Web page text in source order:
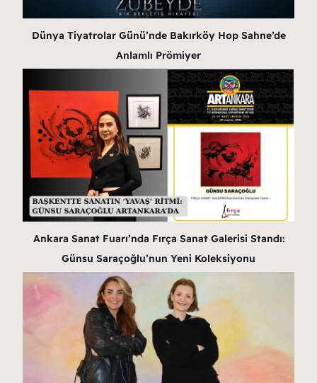
Dünya Tiyatrolar Günü’nde Bakırköy Hop Sahne’de
Anlamlı Prömiyer
Ankara Sanat Fuarı’nda Fırça Sanat Galerisi Standı:
Günsu Saraçoğlu’nun Yeni Koleksiyonu